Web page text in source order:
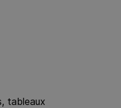
tableaux